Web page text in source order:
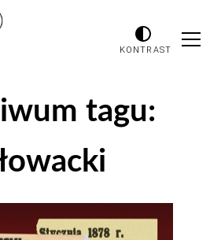
KONTRAST
tagu: